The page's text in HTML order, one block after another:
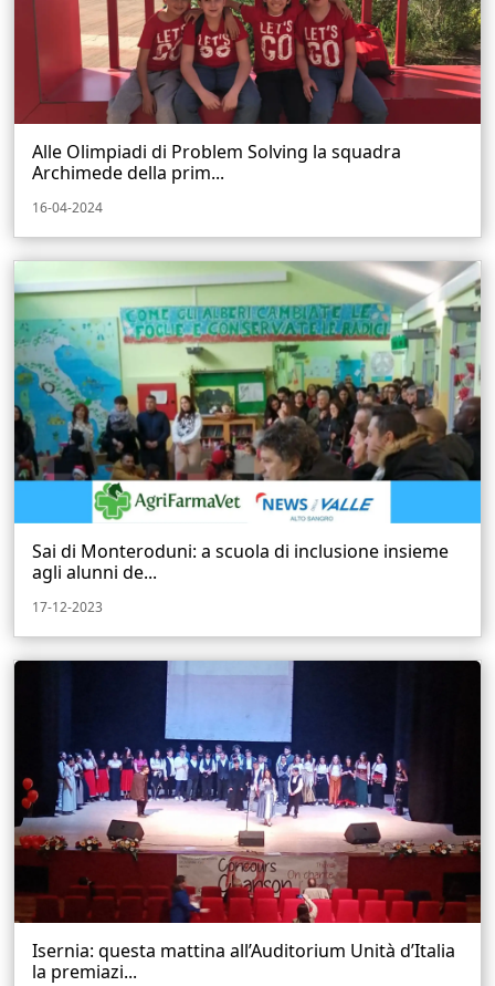
Alle Olimpiadi di Problem Solving la squadra
Archimede della prim...
16-04-2024
Sai di Monteroduni: a scuola di inclusione insieme
agli alunni de...
17-12-2023
Isernia: questa mattina all’Auditorium Unità d’Italia
la premiazi...